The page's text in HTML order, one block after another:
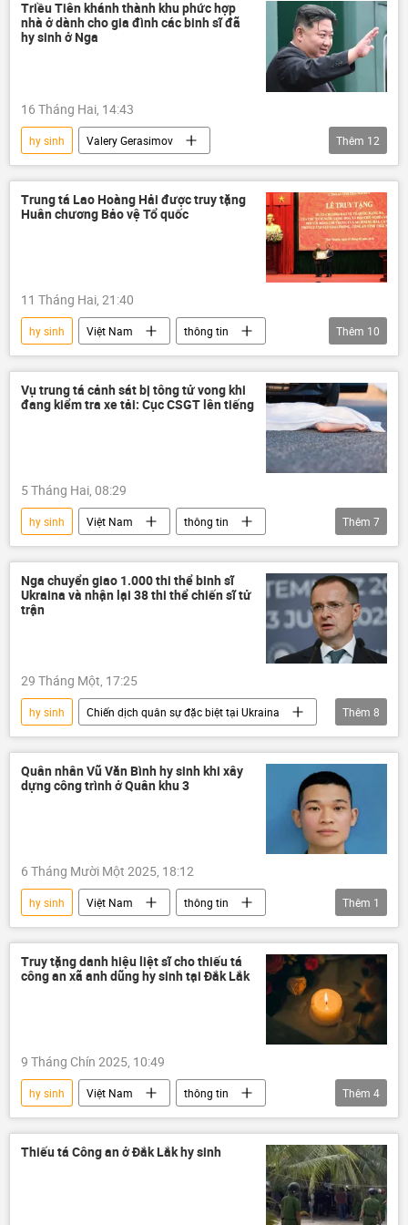
vi phạm
Triều Tiên khánh thành khu phức hợp
nhà ở dành cho gia đình các binh sĩ đã
hy sinh ở Nga
16 Tháng Hai, 14:43
hy sinh
Valery Gerasimov
Vladimir Putin
Kim Jong-un
Maria Zakharova
Nga
Chính trị
Thế giới
Kursk
Bắc Triều Tiên
Bình Nhưỡng
Thêm 12
Trung tá Lao Hoàng Hải được truy tặng
Huân chương Bảo vệ Tổ quốc
11 Tháng Hai, 21:40
hy sinh Việt Nam
thông tin
truy tặng
bảo vệ
bảo vệ Tổ quốc
huân chương
Thái Nguyên
công an
tai nạn
Thêm 10
Vụ trung tá cảnh sát bị tông tử vong khi
đang kiểm tra xe tải: Cục CSGT lên tiếng
5 Tháng Hai, 08:29
hy sinh Việt Nam
thông tin
tử vong
tai nạn
gây tai nạn
tai nạn giao thông
cảnh sát
Cảnh sát Giao Thông
Bộ Công an Việt Nam
Thêm 7
Nga chuyển giao 1.000 thi thể binh sĩ
Ukraina và nhận lại 38 thi thể chiến sĩ tử
trận
29 Tháng Một, 17:25
hy sinh
Chiến dịch quân sự đặc biệt tại Ukraina
Nga
Ukraina
Cuộc khủng hoảng ở Ukraina
Vladimir Medinsky
Chính trị
Thêm 8
Quân nhân Vũ Văn Bình hy sinh khi xây
dựng công trình ở Quân khu 3
6 Tháng Mười Một 2025, 18:12
hy sinh Việt Nam
thông tin
Xã hội
Thêm 1
Truy tặng danh hiệu liệt sĩ cho thiếu tá
công an xã anh dũng hy sinh tại Đắk Lắk
9 Tháng Chín 2025, 10:49
hy sinh Việt Nam
thông tin
công an
Bộ Công an Việt Nam
tội phạm
Pháp luật
Thêm 4
Thiếu tá Công an ở Đắk Lắk hy sinh